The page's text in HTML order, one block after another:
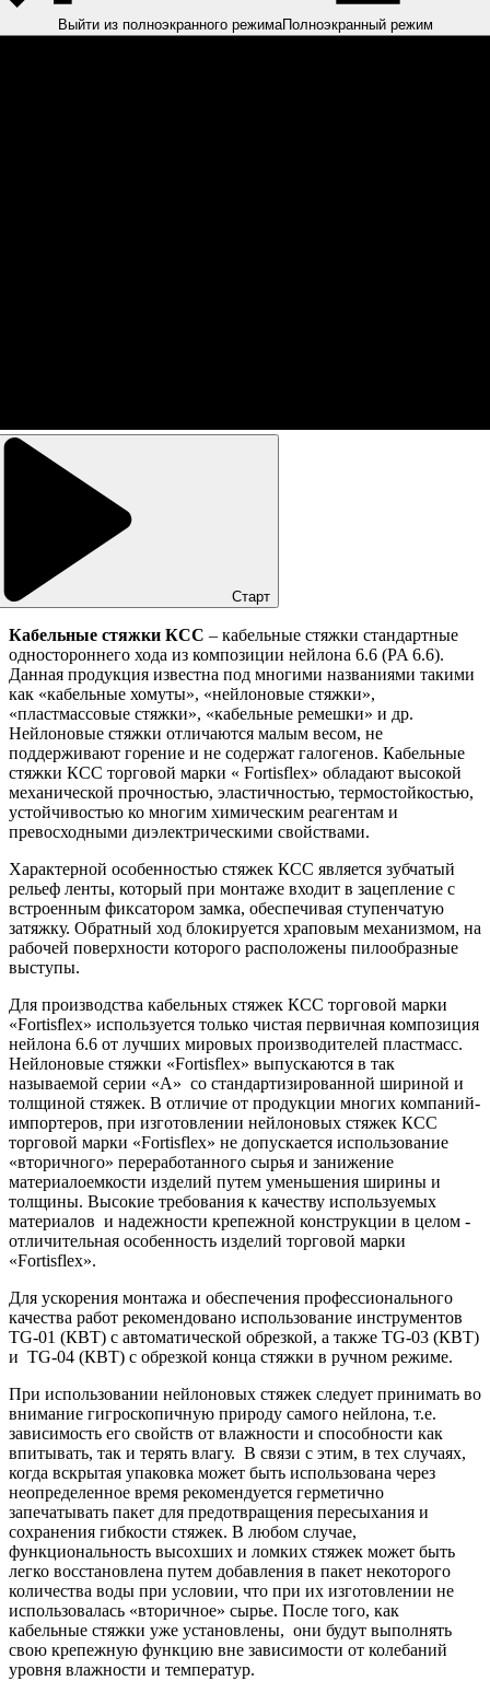
Выйти из полноэкранного режимаПолноэкранный режим
Старт
Кабельные стяжки КСС – кабельные стяжки стандартные
одностороннего хода из композиции нейлона 6.6 (PA 6.6).
Данная продукция известна под многими названиями такими
как «кабельные хомуты», «нейлоновые стяжки»,
«пластмассовые стяжки», «кабельные ремешки» и др.
Нейлоновые стяжки отличаются малым весом, не
поддерживают горение и не содержат галогенов. Кабельные
стяжки КСС торговой марки « Fortisflex» обладают высокой
механической прочностью, эластичностью, термостойкостью,
устойчивостью ко многим химическим реагентам и
превосходными диэлектрическими свойствами.
Характерной особенностью стяжек КСС является зубчатый
рельеф ленты, который при монтаже входит в зацепление с
встроенным фиксатором замка, обеспечивая ступенчатую
затяжку. Обратный ход блокируется храповым механизмом, на
рабочей поверхности которого расположены пилообразные
выступы.
Для производства кабельных стяжек КСС торговой марки
«Fortisflex» используется только чистая первичная композиция
нейлона 6.6 от лучших мировых производителей пластмасс.
Нейлоновые стяжки «Fortisflex» выпускаются в так
называемой серии «А» со стандартизированной шириной и
толщиной стяжек. В отличие от продукции многих компаний-
импортеров, при изготовлении нейлоновых стяжек КСС
торговой марки «Fortisflex» не допускается использование
«вторичного» переработанного сырья и занижение
материалоемкости изделий путем уменьшения ширины и
толщины. Высокие требования к качеству используемых
материалов и надежности крепежной конструкции в целом -
отличительная особенность изделий торговой марки
«Fortisflex».
Для ускорения монтажа и обеспечения профессионального
качества работ рекомендовано использование инструментов
ТG-01 (КВТ) с автоматической обрезкой, а также TG-03 (КВТ)
и TG-04 (КВТ) с обрезкой конца стяжки в ручном режиме.
При использовании нейлоновых стяжек следует принимать во
внимание гигроскопичную природу самого нейлона, т.е.
зависимость его свойств от влажности и способности как
впитывать, так и терять влагу. В связи с этим, в тех случаях,
когда вскрытая упаковка может быть использована через
неопределенное время рекомендуется герметично
запечатывать пакет для предотвращения пересыхания и
сохранения гибкости стяжек. В любом случае,
функциональность высохших и ломких стяжек может быть
легко восстановлена путем добавления в пакет некоторого
количества воды при условии, что при их изготовлении не
использовалась «вторичное» сырье. После того, как
кабельные стяжки уже установлены, они будут выполнять
свою крепежную функцию вне зависимости от колебаний
уровня влажности и температур.